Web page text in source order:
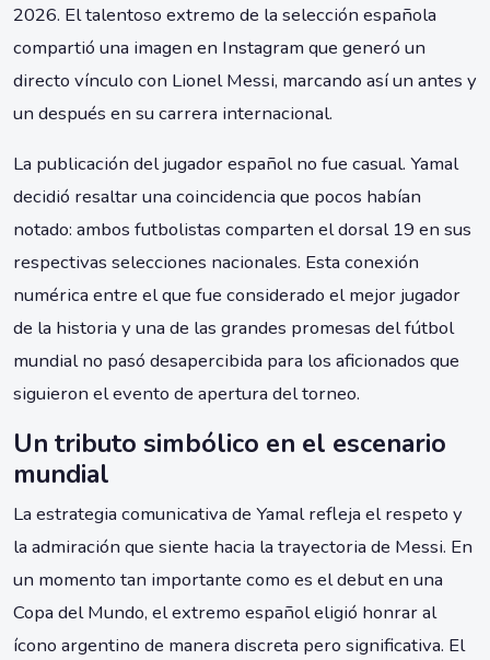
2026. El talentoso extremo de la selección española
compartió una imagen en Instagram que generó un
directo vínculo con Lionel Messi, marcando así un antes y
un después en su carrera internacional.
La publicación del jugador español no fue casual. Yamal
decidió resaltar una coincidencia que pocos habían
notado: ambos futbolistas comparten el dorsal 19 en sus
respectivas selecciones nacionales. Esta conexión
numérica entre el que fue considerado el mejor jugador
de la historia y una de las grandes promesas del fútbol
mundial no pasó desapercibida para los aficionados que
siguieron el evento de apertura del torneo.
Un tributo simbólico en el escenario
mundial
La estrategia comunicativa de Yamal refleja el respeto y
la admiración que siente hacia la trayectoria de Messi. En
un momento tan importante como es el debut en una
Copa del Mundo, el extremo español eligió honrar al
ícono argentino de manera discreta pero significativa. El